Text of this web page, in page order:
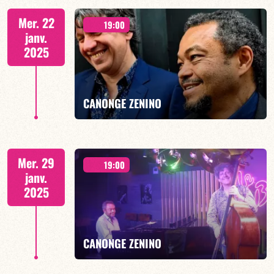
DEUX CONCERTS : 19H30 & 21H30
EN SAVOIR PLUS
Mer. 22
janv.
2025
19:00
CANONGE ZENINO
Duo Jazz - 19h00
EN SAVOIR PLUS
Mer. 29
janv.
2025
19:00
CANONGE ZENINO